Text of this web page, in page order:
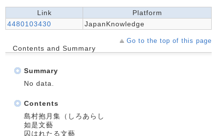
Link
Platform
4480103430
JapanKnowledge
Go to the top of this page
Contents and Summary
Summary
No data.
Contents
島村抱月集（しろあらし
如是文藝
囚はれたる文藝